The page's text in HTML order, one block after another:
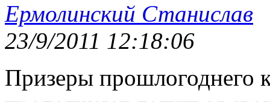
Ермолинский Станислав
23/9/2011 12:18:06
Призеры прошлогоднего